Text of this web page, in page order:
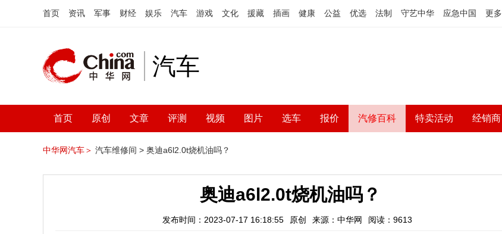
首页 资讯 军事 财经 娱乐 汽车 游戏 文化 援藏 插画 健康 公益 优选 法制 守艺中华 应急中国 更多
汽车
首页 原创 文章 评测 视频 图片 选车 报价 汽修百科 特卖活动 经销商
中华网汽车＞ 汽车维修间 > 奥迪a6l2.0t烧机油吗？
奥迪a6l2.0t烧机油吗？
发布时间：2023-07-17 16:18:55 原创 来源：中华网 阅读：9613